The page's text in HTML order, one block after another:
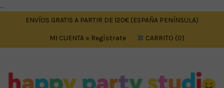
....
ENVÍOS GRATIS A PARTIR DE 120€ (ESPAÑA PENÍNSULA)
MI CUENTA » Regístrate CARRITO 0